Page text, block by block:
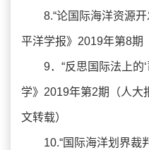
8.“论国际海洋资源
平洋学报》2019年第8期
9．“反思国际法上的
学》2019年第2期（人大
文转载）
10.“国际海洋划界裁